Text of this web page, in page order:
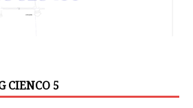
CIENCO 5